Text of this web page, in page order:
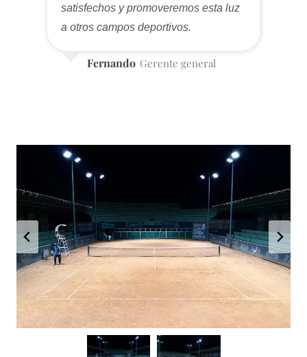
satisfechos y promoveremos esta luz
a otros campos deportivos.
Fernando Gerente general